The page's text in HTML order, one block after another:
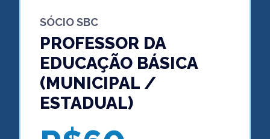
SÓCIO SBC
PROFESSOR DA
EDUCAÇÃO BÁSICA
(MUNICIPAL /
ESTADUAL)